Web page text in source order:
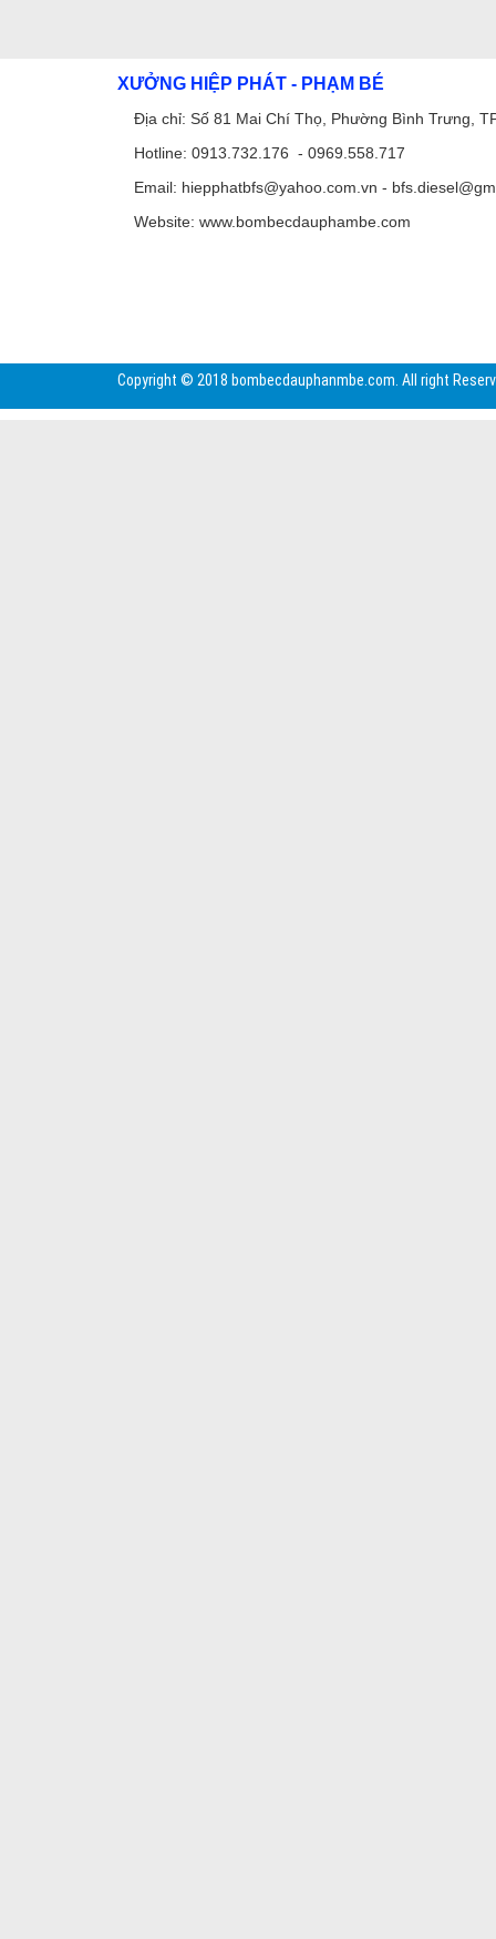
XƯỞNG HIỆP PHÁT - PHẠM BÉ
Địa chỉ: Số 81 Mai Chí Thọ, Phường Bình Trưng,
Hotline: 0913.732.176 - 0969.558.717
Email: hiepphatbfs@yahoo.com.vn -
Website: www.bombecdauphambe.com
Copyright © 2018 bombecdauphanmbe.com. All right